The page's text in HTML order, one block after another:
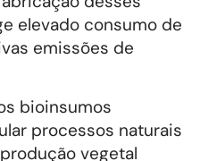
elevado consumo de
emissões de
bioinsumos
processos naturais
vegetal